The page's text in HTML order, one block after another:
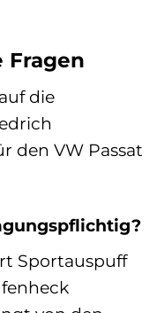
Fragen
die
den VW Passat
Sportauspuff